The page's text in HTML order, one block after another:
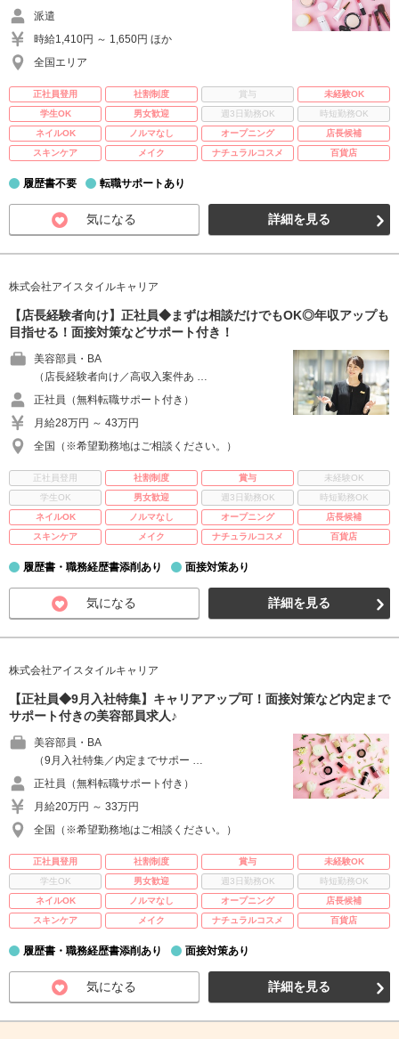
派遣
時給1,410円 ～ 1,650円 ほか
全国エリア
正社員登用 社割制度 賞与
未経験OK
学生OK
男女歓迎 週3日勤務OK
時短勤務OK
ネイルOK
ノルマなし オープニング
店長候補
スキンケア
メイク ナチュラルコスメ 百貨店
履歴書不要 転職サポートあり
気になる 詳細を見る
株式会社アイスタイルキャリア
【店長経験者向け】正社員◆まずは相談だけでもOK◎年収アップも
目指せる！面接対策などサポート付き！
美容部員・BA
（店長経験者向け／高収入案件あ …
正社員（無料転職サポート付き）
月給28万円 ～ 43万円
全国（※希望勤務地はご相談ください。）
正社員登用 社割制度 賞与
未経験OK
学生OK
男女歓迎 週3日勤務OK
時短勤務OK
ネイルOK
ノルマなし オープニング
店長候補
スキンケア
メイク ナチュラルコスメ 百貨店
履歴書・職務経歴書添削あり 面接対策あり
気になる 詳細を見る
株式会社アイスタイルキャリア
【正社員◆9月入社特集】キャリアアップ可！面接対策など内定まで
サポート付きの美容部員求人♪
美容部員・BA
（9月入社特集／内定までサポー …
正社員（無料転職サポート付き）
月給20万円 ～ 33万円
全国（※希望勤務地はご相談ください。）
正社員登用 社割制度 賞与
未経験OK
学生OK
男女歓迎 週3日勤務OK
時短勤務OK
ネイルOK
ノルマなし オープニング
店長候補
スキンケア
メイク ナチュラルコスメ 百貨店
履歴書・職務経歴書添削あり 面接対策あり
気になる 詳細を見る